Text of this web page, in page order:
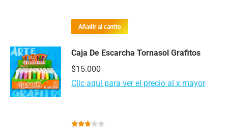
Añadir al carrito
Caja De Escarcha Tornasol Grafitos
$15.000
Clic aquí para ver el precio al x mayor